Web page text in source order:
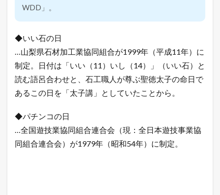
WDD」。
◆いい石の日
…山梨県石材加工業協同組合が1999年（平成11年）に
制定。日付は「いい（11）いし（14）」（いい石）と
読む語呂合わせと、石工職人が尊ぶ聖徳太子の命日で
あるこの日を「太子講」としていたことから。
◆パチンコの日
…全国遊技業協同組合連合会（現：全日本遊技事業協
同組合連合会）が1979年（昭和54年）に制定。